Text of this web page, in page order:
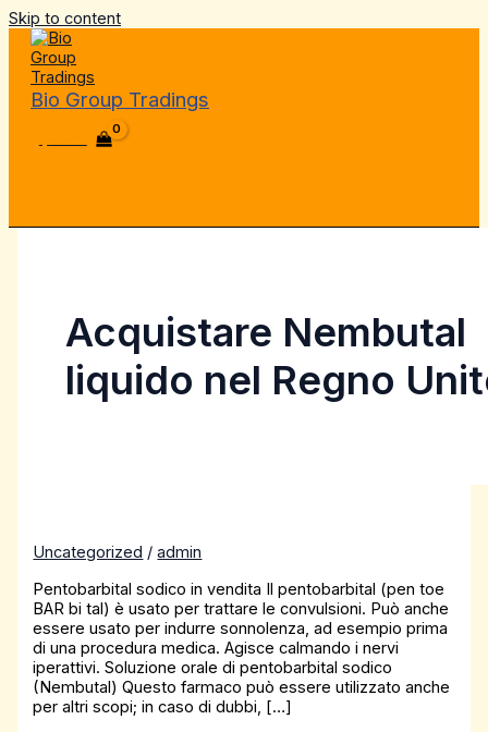
Skip to content
Bio Group Tradings
Acquistare Nembutal
liquido nel Regno
Uncategorized /admin
Pentobarbital sodico in vendita Il pentobarbital (pen toe
BAR bi tal) è usato per trattare le convulsioni. Può anche
essere usato per indurre sonnolenza, ad esempio prima
di una procedura medica. Agisce calmando i nervi
iperattivi. Soluzione orale di pentobarbital sodico
(Nembutal) Questo farmaco può essere utilizzato anche
per altri scopi; in caso di dubbi, […]